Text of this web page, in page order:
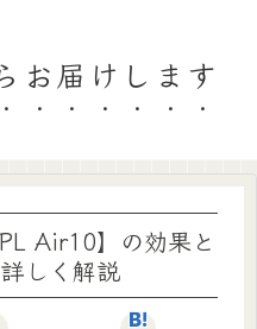
お届けします
Air10】の効果と
しく解説